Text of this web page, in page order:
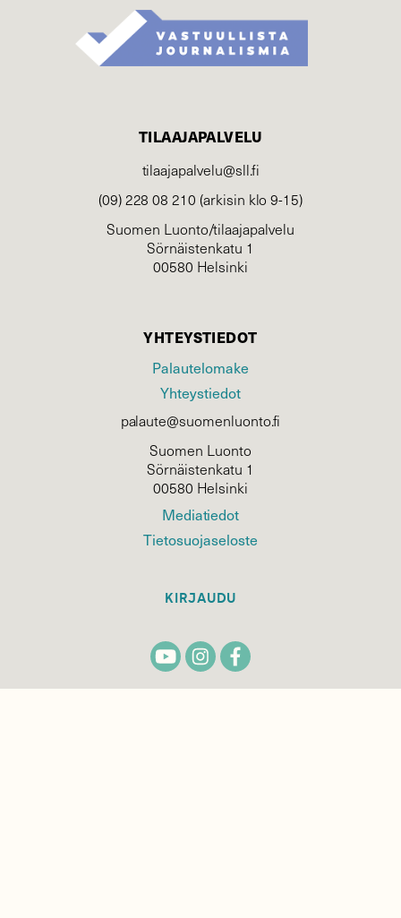
TILAAJAPALVELU
tilaajapalvelu@sll.fi
(09) 228 08 210 (arkisin klo 9-15)
Suomen Luonto/tilaajapalvelu
Sörnäistenkatu 1
00580 Helsinki
YHTEYSTIEDOT
Palautelomake
Yhteystiedot
palaute@suomenluonto.fi
Suomen Luonto
Sörnäistenkatu 1
00580 Helsinki
Mediatiedot
Tietosuojaseloste
KIRJAUDU